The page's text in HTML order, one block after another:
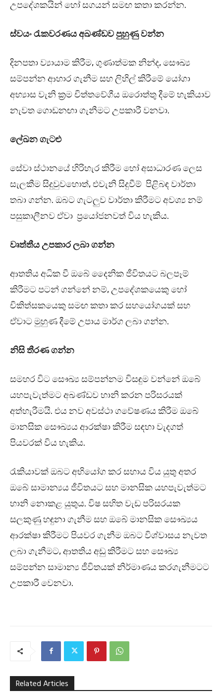
උපදේශකයින් හෝ සගයන් සමඟ කතා කරන්න.
ස්වයං රැකවරණය අඛණ්ඩව පුහුණු වන්න
දිනපතා ව්‍යායාම කිරීම, ගුණාත්මක නින්ද, සෞඛ්‍ය
සම්පන්න ආහාර ගැනීම සහ ලිහිල් කිරීමේ යෝගා
අභ්‍යාස වැනි ක්‍රම චිත්තවේගීය ඔරොත්තු දීමේ හැකියාව
නැවත ගොඩනඟා ගැනීමට උපකාරී වනවා.
ලේඛන ගැටළු
සේවා ස්ථානයේ හිරිහැර කිරීම හෝ අසාධාරණ ලෙස
සැලකීම සිදුවුවහොත්, එවැනි සිදුවීම් පිළිබඳ වාර්තා
තබා ගන්න. ඔබට ගැටලුව වාර්තා කිරීමට අවශ්‍ය නම්
පසුකාලීනව ඒවා ප්‍රයෝජනවත් විය හැකිය.
වෘත්තීය උපකාර ලබා ගන්න
ආතතිය අධික වී ඔබේ දෛනික ජීවිතයට බලපෑම්
කිරීමට පටන් ගන්නේ නම්, උපදේශකයෙකු හෝ
චිකිත්සකයෙකු සමඟ කතා කර සහයෝගයක් සහ
ඒවාට මුහුණ දීමේ උපාය මාර්ග ලබා ගන්න.
නිසි තීරණ ගන්න
සමහර විට සෞඛ්‍ය සම්පන්නම විසඳුම වන්නේ ඔබේ
යහපැවැත්මට අඛණ්ඩව හානි කරන පරිසරයක්
අත්හැරීමයි. එය නව අවස්ථා ගවේෂණය කිරීම ඔබේ
මානසික සෞඛ්‍යය ආරක්ෂා කිරීම සඳහා වැදගත්
පියවරක් විය හැකිය.
රැකියාවක් ඔබට අභියෝග කර සහාය විය යුතු අතර
ඔබේ සාමාන්‍යය ජීවිතයට සහ මානසික යහපැවැත්මට
හානි නොකළ යුතුය. විෂ සහිත වැඩ පරිසරයක
සලකුණු හඳුනා ගැනීම සහ ඔබේ මානසික සෞඛ්‍යය
ආරක්ෂා කිරීමට පියවර ගැනීම ඔබට විශ්වාසය නැවත
ලබා ගැනීමට, ආතතිය අඩු කිරීමට සහ සෞඛ්‍ය
සම්පන්න සාමාන්‍ය ජීවිතයක් නිර්මාණය කරගැනීමටට
උපකාරී වෙනවා.
Related Articles